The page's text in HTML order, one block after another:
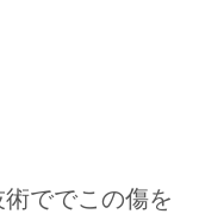
ででこの傷を